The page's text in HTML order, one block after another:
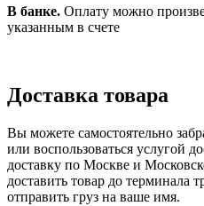
В банке. Оплату можно
указанным в счете
Доставка товара
Вы можете самостоятельно
или воспользоваться услугой
доставку по Москве и
доставить товар до терминала
отправить груз на ваше имя.